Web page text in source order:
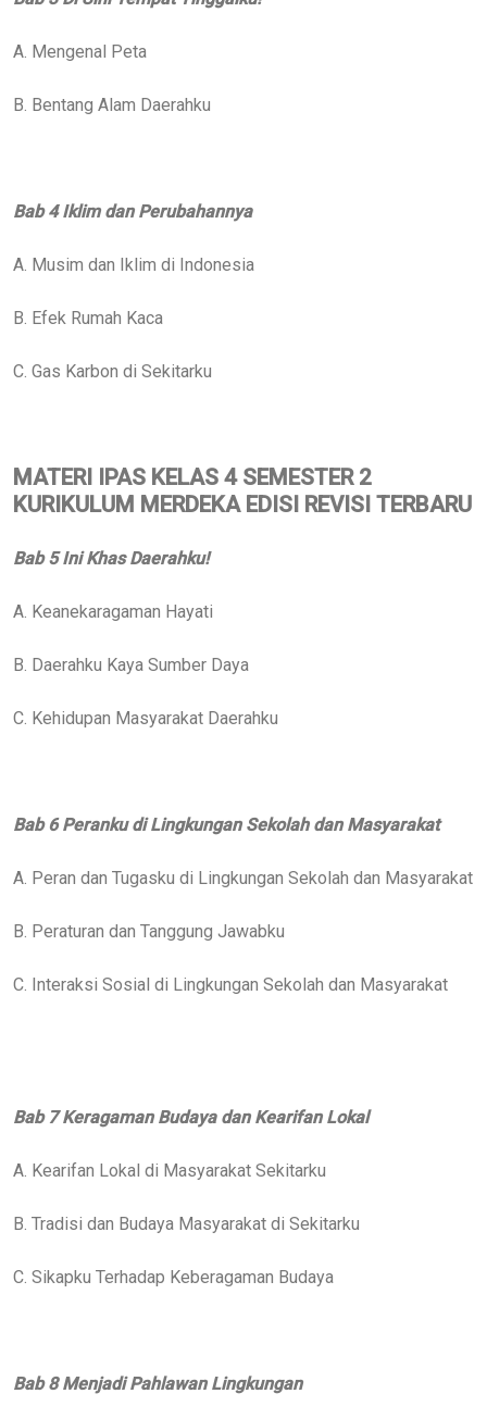
A. Mengenal Peta
B. Bentang Alam Daerahku
Bab 4 Iklim dan Perubahannya
A. Musim dan Iklim di Indonesia
B. Efek Rumah Kaca
C. Gas Karbon di Sekitarku
MATERI IPAS KELAS 4 SEMESTER 2
KURIKULUM MERDEKA EDISI REVISI TERBARU
Bab 5 Ini Khas Daerahku!
A. Keanekaragaman Hayati
B. Daerahku Kaya Sumber Daya
C. Kehidupan Masyarakat Daerahku
Bab 6 Peranku di Lingkungan Sekolah dan Masyarakat
A. Peran dan Tugasku di Lingkungan Sekolah dan Masyarakat
B. Peraturan dan Tanggung Jawabku
C. Interaksi Sosial di Lingkungan Sekolah dan Masyarakat
Bab 7 Keragaman Budaya dan Kearifan Lokal
A. Kearifan Lokal di Masyarakat Sekitarku
B. Tradisi dan Budaya Masyarakat di Sekitarku
C. Sikapku Terhadap Keberagaman Budaya
Bab 8 Menjadi Pahlawan Lingkungan